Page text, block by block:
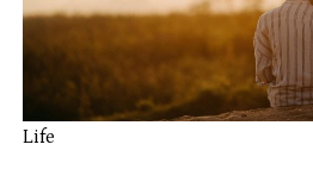
Life